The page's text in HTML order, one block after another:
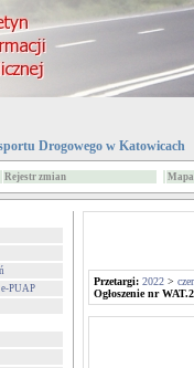
Drogowego w Katowicach
Rejestr zmian
PUAP
Przetargi: 2022 >
Ogłoszenie nr